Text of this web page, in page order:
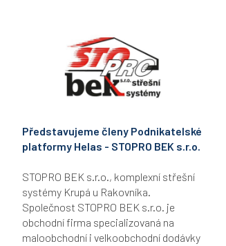
Představujeme členy Podnikatelské
platformy Helas - STOPRO BEK s.r.o.
STOPRO BEK s.r.o., komplexní střešní
systémy Krupá u Rakovníka.
Společnost STOPRO BEK s.r.o. je
obchodní firma specializovaná na
maloobchodní i velkoobchodní dodávky